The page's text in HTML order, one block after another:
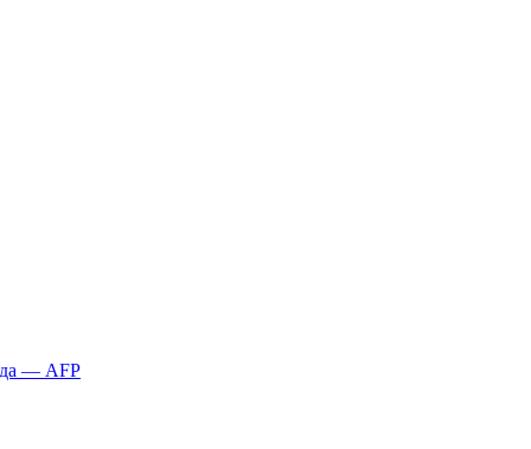
— AFP